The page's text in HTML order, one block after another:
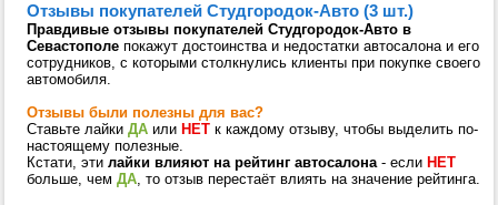
Отзывы покупателей Студгородок-Авто (3 шт.)
Правдивые отзывы покупателей Студгородок-Авто в
Севастополе покажут достоинства и недостатки автосалона и его
сотрудников, с которыми столкнулись клиенты при покупке своего
автомобиля.
Отзывы были полезны для вас?
Ставьте лайки ДА или НЕТ к каждому отзыву, чтобы выделить по-
настоящему полезные.
Кстати, эти лайки влияют на рейтинг автосалона- если НЕТ
больше, чем ДА, то отзыв перестаёт влиять на значение рейтинга.